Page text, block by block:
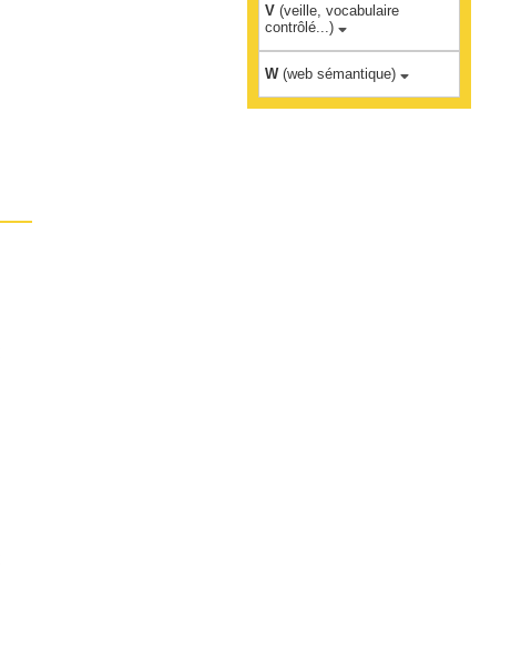
V(veille, vocabulaire
contrôlé...)
W(web sémantique)